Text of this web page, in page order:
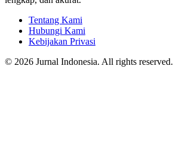
Tentang Kami
Hubungi Kami
Kebijakan Privasi
© 2026 Jurnal Indonesia. All rights reserved.